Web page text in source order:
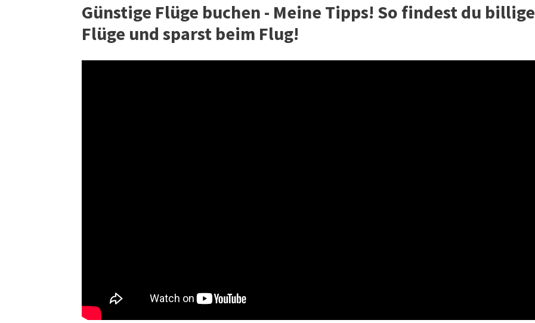
Günstige Flüge buchen - Meine Tipps! So findest du billige
Flüge und sparst beim Flug!